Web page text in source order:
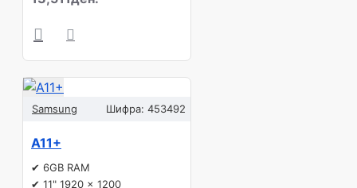
Samsung Шифра: 453492
A11+
✔ 6GB RAM
✔ 11" 1920 x 1200